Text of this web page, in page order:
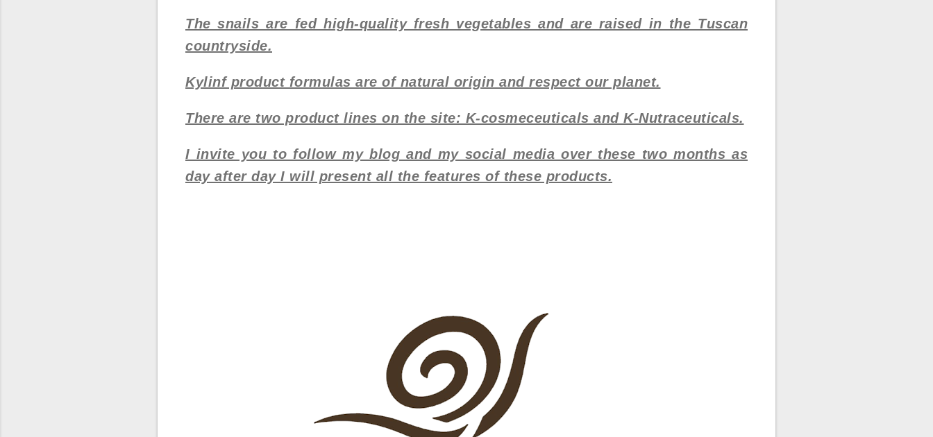
The snails are fed high-quality fresh vegetables and are raised in the Tuscan
countryside.
Kylinf product formulas are of natural origin and respect our planet.
There are two product lines on the site: K-cosmeceuticals and K-Nutraceuticals.
I invite you to follow my blog and my social media over these two months as
day after day I will present all the features of these products.